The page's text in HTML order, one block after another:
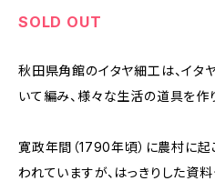
SOLD OUT
秋田県角館のイタヤ細工は、イタ
いて編み、様々な生活の道具を作
寛政年間（1790年頃）に農村に
われていますが、はっきりした資